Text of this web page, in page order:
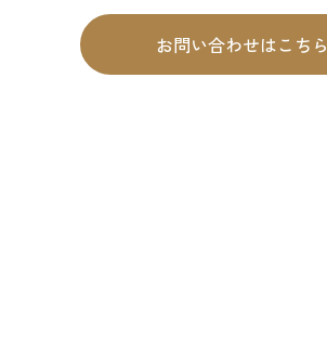
お問い合わせはこちら